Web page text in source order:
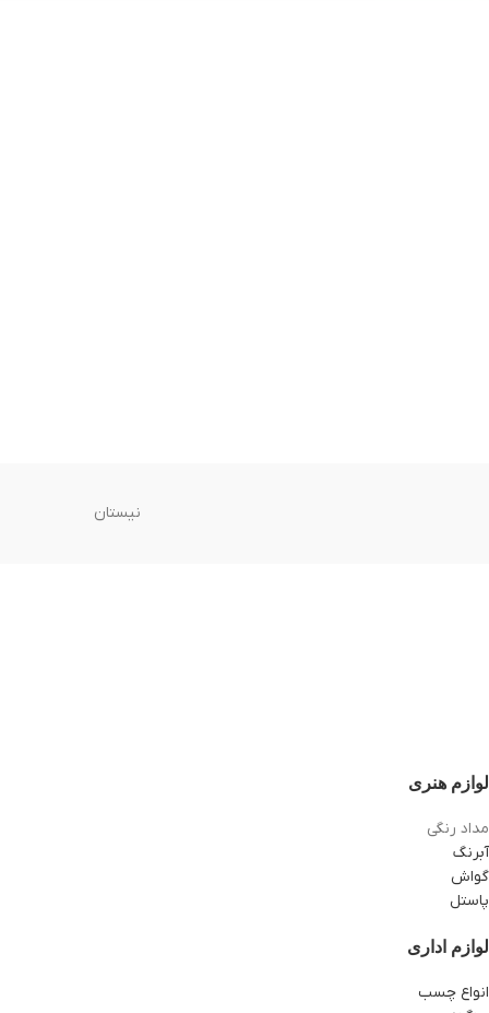
نیستان
لوازم هنری
مداد رنگی
آبرنگ
گواش
پاستل
لوازم اداری
انواع چسب